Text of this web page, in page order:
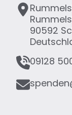
A
d
s
90592
T
e
l
e
09128
E
-